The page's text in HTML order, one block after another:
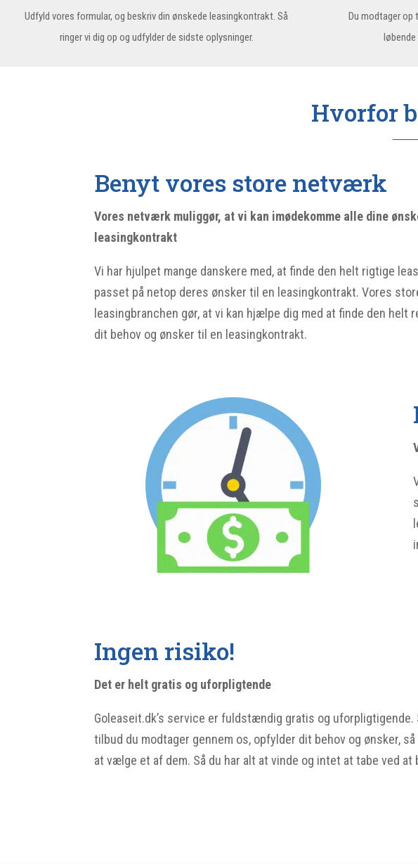
Udfyld vores formular, og beskriv din ønskede leasingkontrakt. Så
ringer vi dig op og udfylder de sidste oplysninger.
Du modtager op
Hvorfor
Benyt vores store netværk
Vores netværk muliggør, at vi kan imødekomme alle dine
leasingkontrakt
Vi har hjulpet mange danskere med, at finde den helt rigtige
passet på netop deres ønsker til en leasingkontrakt. Vores
leasingbranchen gør, at vi kan hjælpe dig med at finde den helt
dit behov og ønsker til en leasingkontrakt.
Ingen risiko!
Det er helt gratis og uforpligtende
Goleaseit.dk’s service er fuldstændig gratis og uforpligtigende.
tilbud du modtager gennem os, opfylder dit behov og ønsker,
at vælge et af dem. Så du har alt at vinde og intet at tabe ved at